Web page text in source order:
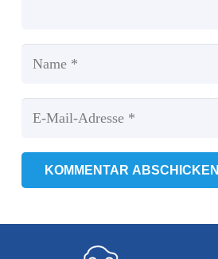
KOMMENTAR ABSCHICKEN